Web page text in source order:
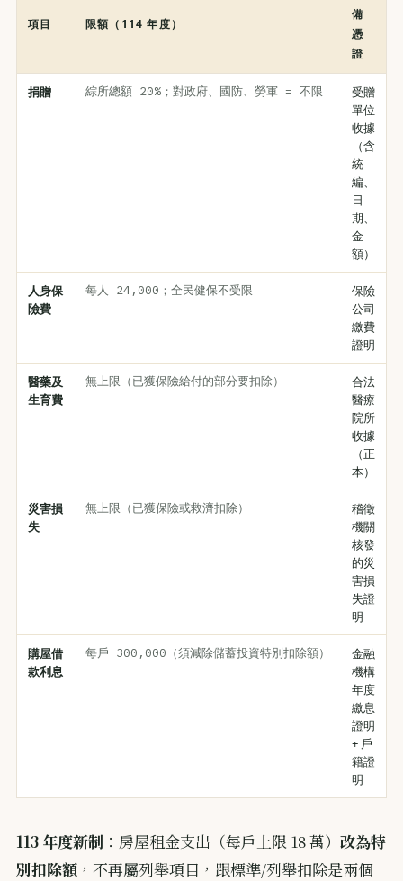
項目 限額（114 年度）
備
憑
證
捐贈 綜所總額 20%；對政府、國防、勞軍 = 不限
受贈
單位
收據
（含
統
編、
日
期、
金
額）
人身保
險費
每人 24,000；全民健保不受限
保險
公司
繳費
證明
醫藥及
生育費
無上限（已獲保險給付的部分要扣除）
合法
醫療
院所
收據
（正
本）
災害損
失
無上限（已獲保險或救濟扣除）
稽徵
機關
核發
的災
害損
失證
明
購屋借
款利息
每戶 300,000（須減除儲蓄投資特別扣除額）
金融
機構
年度
繳息
證明
+ 戶
籍證
明
113 年度新制 ：房屋租金支出（每戶上限 18 萬） 改為特
別扣除額 ，不再屬列舉項目，跟標準/列舉扣除是兩個